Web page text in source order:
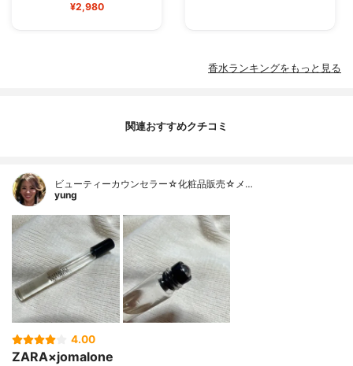
¥2,980
香水ランキングをもっと見る
関連おすすめクチコミ
ビューティーカウンセラー☆化粧品販売☆メ…
yung
4.00
ZARA×jomalone